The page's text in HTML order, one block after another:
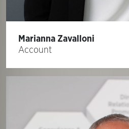
Marianna Zavalloni
Account